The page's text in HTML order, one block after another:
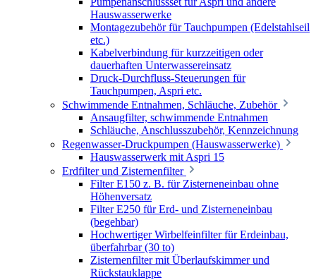
Hauswasserwerke
Montagezubehör für Tauchpumpen (Edelstahlseil
etc.)
Kabelverbindung für kurzzeitigen oder
dauerhaften Unterwassereinsatz
Druck-Durchfluss-Steuerungen für
Tauchpumpen, Aspri etc.
Schwimmende Entnahmen, Schläuche, Zubehör
Ansaugfilter, schwimmende Entnahmen
Schläuche, Anschlusszubehör, Kennzeichnung
Regenwasser-Druckpumpen (Hauswasserwerke)
Hauswasserwerk mit Aspri 15
Erdfilter und Zisternenfilter
Filter E150 z. B. für Zisterneneinbau ohne
Höhenversatz
Filter E250 für Erd- und Zisterneneinbau
(begehbar)
Hochwertiger Wirbelfeinfilter für Erdeinbau,
überfahrbar (30 to)
Zisternenfilter mit Überlaufskimmer und
Rückstauklappe